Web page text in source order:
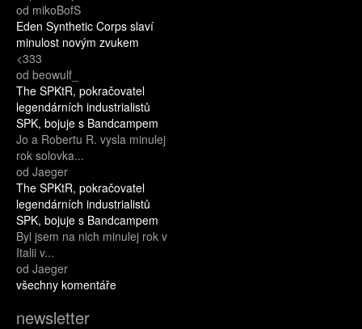
od mikoBofS
Eden Synthetic Corps slaví
minulost novým zvukem
<333
od beowulf_
The SPKtR, pokračovatel
legendárních industrialistů
SPK, bojuje s Bandcampem
Jo a Robertu R. vysla minulej
rok solovka...
od Jaeger
The SPKtR, pokračovatel
legendárních industrialistů
SPK, bojuje s Bandcampem
Byl jsem na nich minulej rok v
Italii v...
od Jaeger
všechny komentáře
newsletter